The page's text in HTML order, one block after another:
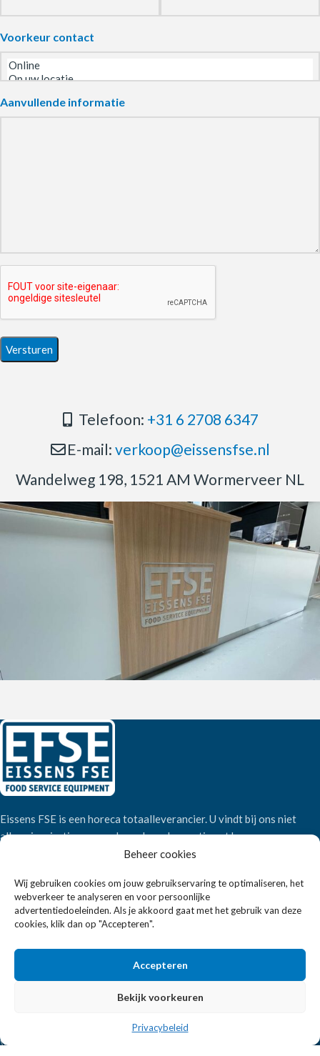
Beheer cookies
Wij gebruiken cookies om jouw gebruikservaring te optimaliseren, het
webverkeer te analyseren en voor persoonlijke
advertentiedoeleinden. Als je akkoord gaat met het gebruik van deze
cookies, klik dan op "Accepteren".
Accepteren
Bekijk voorkeuren
Privacybeleid
Voorkeur contact
Aanvullende informatie
Telefoon: +31 6 2708 6347
E-mail: verkoop@eissensfse.nl
Wandelweg 198, 1521 AM Wormerveer NL
Eissens FSE is een horeca totaalleverancier. U vindt bij ons niet
alleen inspiratie maar ook een breed assortiment horeca
Wandelweg 198, 1521 AM Wormerveer
Telefoon:+31 6 2708 6347
E-mail:
verkoop@eissensfse.nl
Verzenden en retourneren